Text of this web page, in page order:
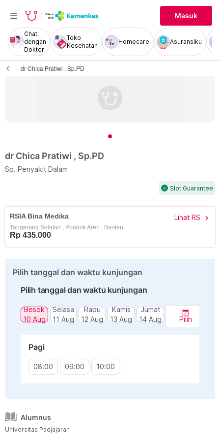
Masuk
Chat
dengan
Dokter
Toko
Kesehatan
Homecare Asuransiku
dr Chica Pratiwi , Sp.PD
dr Chica Pratiwi , Sp.PD
Sp. Penyakit Dalam
check Slot Guarantee
RSIA Bina Medika Lihat RS chevron_right
Tangerang Selatan , Pondok Aren , Banten
Rp 435.000
Pilih tanggal dan waktu kunjungan
Pilih tanggal dan waktu kunjungan
Besok
10 Aug
Selasa
11 Aug
Rabu
12 Aug
Kamis
13 Aug
Jumat
14 Aug
Pilih
Pagi
08:00 09:00 10:00
Alumnus
Universitas Padjajaran